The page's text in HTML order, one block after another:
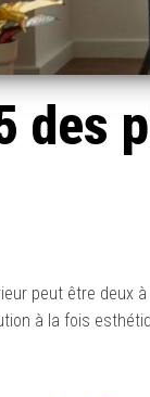
des
peut être deux
à la fois